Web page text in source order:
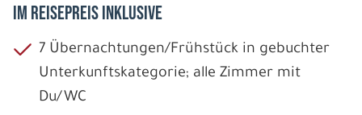
IM REISEPREIS INKLUSIVE
7 Übernachtungen/Frühstück in gebuchter
Unterkunftskategorie; alle Zimmer mit
Du/WC